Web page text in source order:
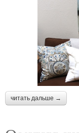
читать дальше →